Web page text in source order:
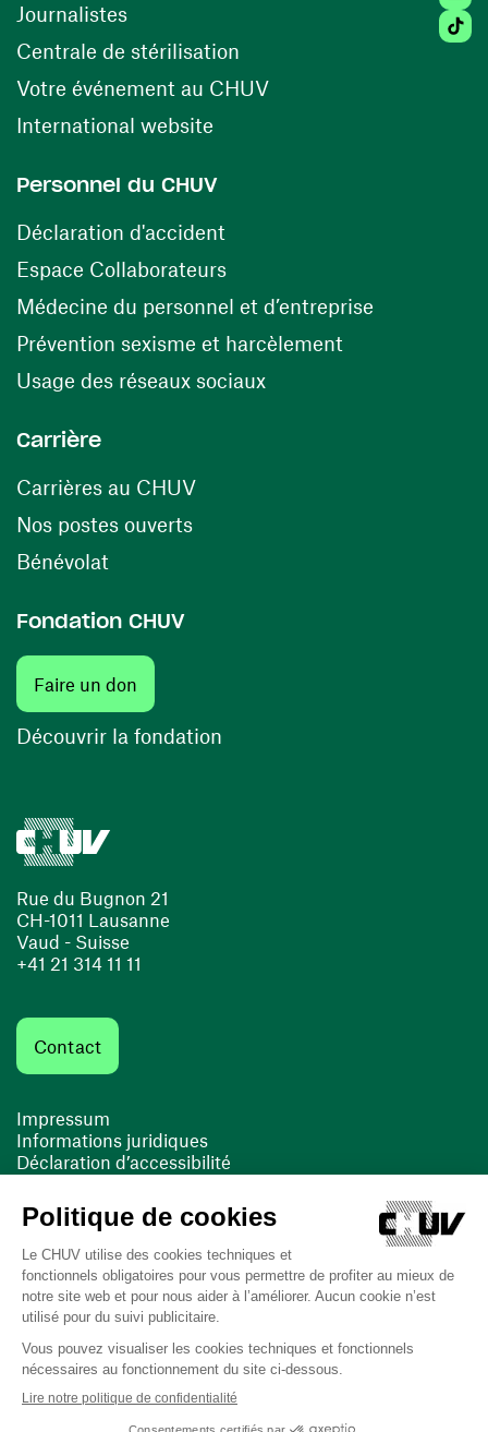
Rue du Bugnon 21
CH-1011 Lausanne
Vaud - Suisse
+41 21 314 11 11
Contact
Impressum
Informations juridiques
Déclaration d’accessibilité
Cookies
(opens in a new window)
(opens in a new window)
Journalistes
Centrale de stérilisation (opens in a new window)
Votre événement au CHUV(opens in a new
International website
Personnel du CHUV
Déclaration d'accident
Espace Collaborateurs(opens in a new window)
Médecine du personnel et d’entreprise
Prévention sexisme et harcèlement
Usage des réseaux sociaux(opens in a new
Carrière
Carrières au CHUV(opens in a new window)
Nos postes ouverts(opens in a new window)
Bénévolat
Fondation CHUV
Faire un don
Découvrir la fondation